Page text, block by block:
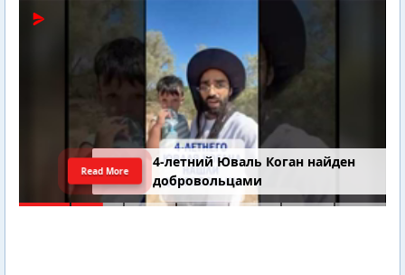
4-летний Юваль Коган найден
добровольцами
Read More